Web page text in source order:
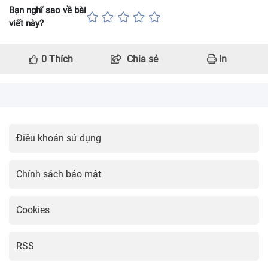
Bạn nghĩ sao về bài
viết này?
0 Thích Chia sẻ In
Điều khoản sử dụng
Chính sách bảo mật
Cookies
RSS